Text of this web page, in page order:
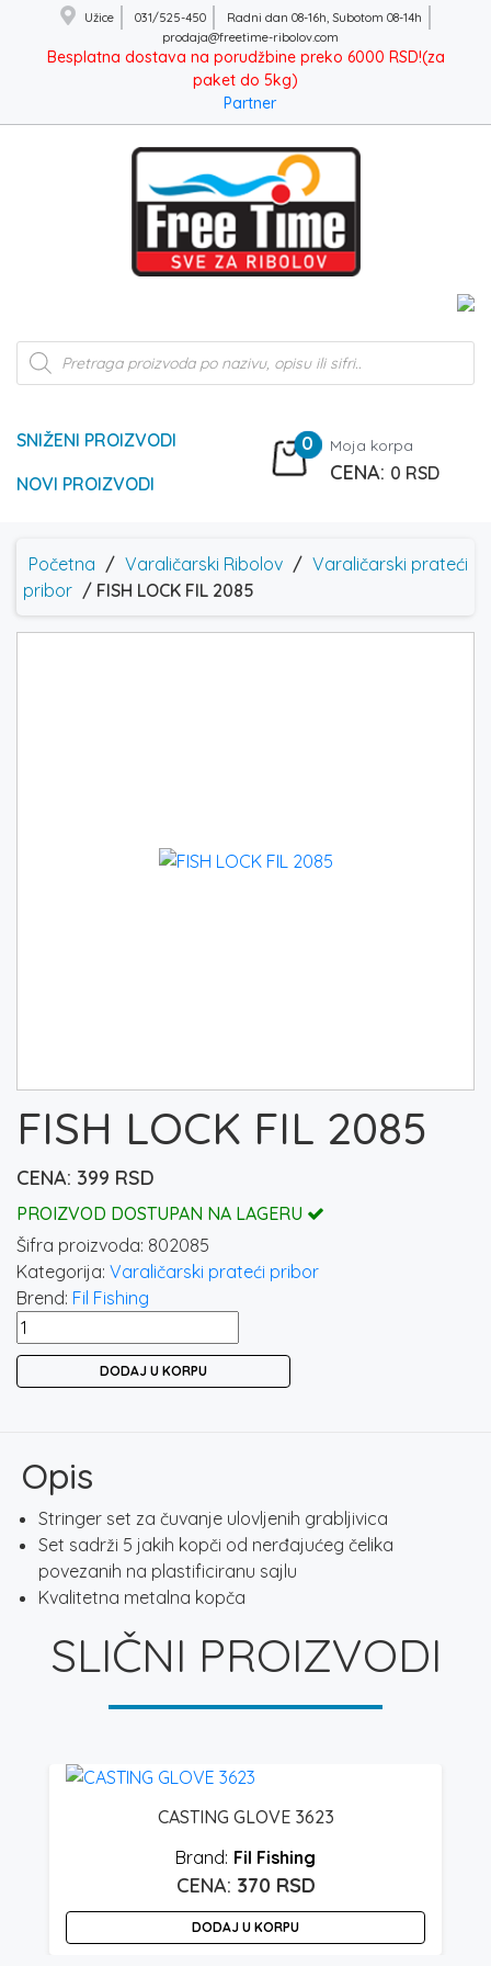
Užice 031/525-450
Radni dan 08-16h, Subotom 08-14h
prodaja@freetime-ribolov.com
Besplatna dostava na porudžbine preko 6000 RSD!(za
paket do 5kg)
Partner
Products
search
SNIŽENI PROIZVODI
NOVI PROIZVODI
0 Moja korpa
0 RSD
Početna / Varaličarski Ribolov / Varaličarski prateći
pribor / FISH LOCK FIL 2085
FISH LOCK FIL 2085
399 RSD
PROIZVOD DOSTUPAN NA LAGERU
Šifra proizvoda: 802085
Kategorija: Varaličarski prateći pribor
Brend: Fil Fishing
FISH
LOCK
DODAJ U KORPU
Opis
Stringer set za čuvanje ulovljenih grabljivica
Set sadrži 5 jakih kopči od nerđajućeg čelika
povezanih na plastificiranu sajlu
Kvalitetna metalna kopča
SLIČNI PROIZVODI
CASTING GLOVE 3623
Fil Fishing
370 RSD
DODAJ U KORPU